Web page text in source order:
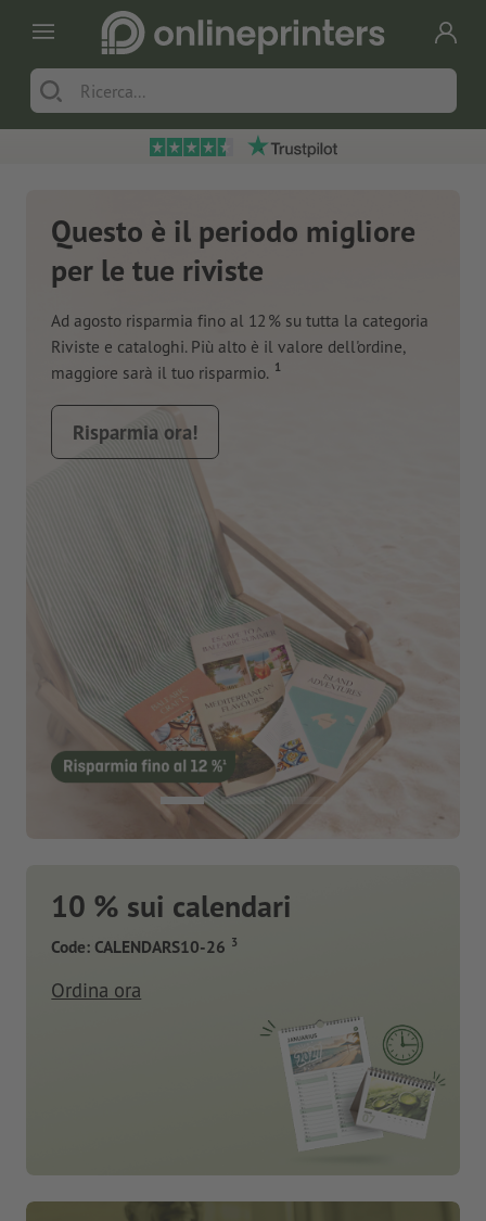
Questo è il periodo migliore
per le tue riviste
Ad agosto risparmia fino al 12 % su tutta la categoria
Riviste e cataloghi. Più alto è il valore dell'ordine,
maggiore sarà il tuo risparmio. 1
Risparmia ora!
10 % sui calendari
Code: CALENDARS10-26 3
Ordina ora